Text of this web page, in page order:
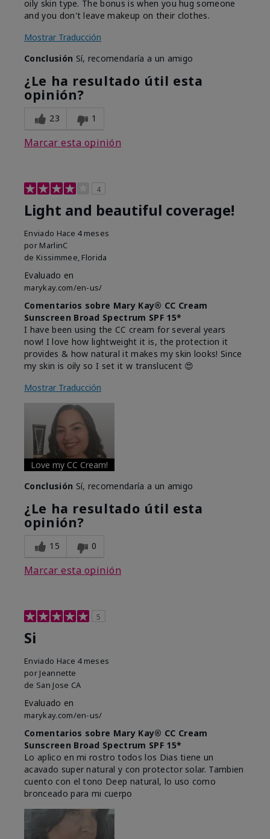
oily skin type. The bonus is when you hug someone
and you don't leave makeup on their clothes.
Mostrar Traducción
Conclusión Sí, recomendaría a un amigo
¿Le ha resultado útil esta
opinión?
23 1
Marcar esta opinión
4
Light and beautiful coverage!
Enviado Hace 4 meses
por MarlinC
de Kissimmee, Florida
Evaluado en
marykay.com/en-us/
Comentarios sobre Mary Kay® CC Cream
Sunscreen Broad Spectrum SPF 15*
I have been using the CC cream for several years
now! I love how lightweight it is, the protection it
provides & how natural it makes my skin looks! Since
my skin is oily so I set it w translucent 😍
Mostrar Traducción
Love my CC Cream!
Conclusión Sí, recomendaría a un amigo
¿Le ha resultado útil esta
opinión?
15 0
Marcar esta opinión
5
Si
Enviado Hace 4 meses
por Jeannette
de San Jose CA
Evaluado en
marykay.com/en-us/
Comentarios sobre Mary Kay® CC Cream
Sunscreen Broad Spectrum SPF 15*
Lo aplico en mi rostro todos los Dias tiene un
acavado super natural y con protector solar. Tambien
cuento con el tono Deep natural, lo uso como
bronceado para mi cuerpo